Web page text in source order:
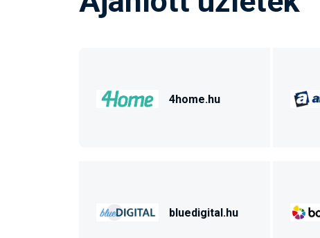
4home.hu
bluedigital.hu